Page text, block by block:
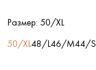
Размер: 50/XL
50/XL48/L46/M44/S